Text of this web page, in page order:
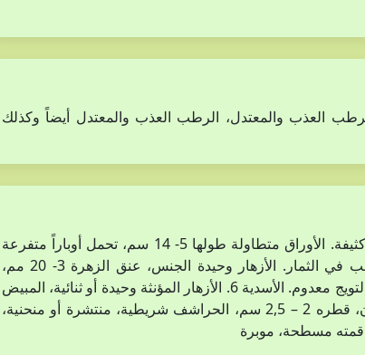
العذب والمعتدل، الرطب العذب والمعتدل أيضاً وكذلك
شجرة كبيرة، طولها 20 – 35 متر. الفروع الحديثة تحمل أوباراً كثيفة. الأوراق متطاولة طولها 5- 14 سم، تحمل أوباراً متفرعة
من الجهتين، عميقة التفصص، الفصوص مدببة. الشماريخ تتصلب في الثمار. الأزهار وحيدة الجنس، عنق الزهرة 3- 20 مم،
الأزهار المذكرة تترتب في نورة هرية طويلة. الكأس 6 فصوص. التويج معدوم. الأسدية 6. الأزهار المؤنثة وحيدة أو ثنائية، المبيض
3 حجرات. الثمار تنضج في السنة الثانية، الكؤيس يشبه الفنجان، قطره 2 – 2,5 سم، الحراشف شريطية، منتشرة أو منحنية،